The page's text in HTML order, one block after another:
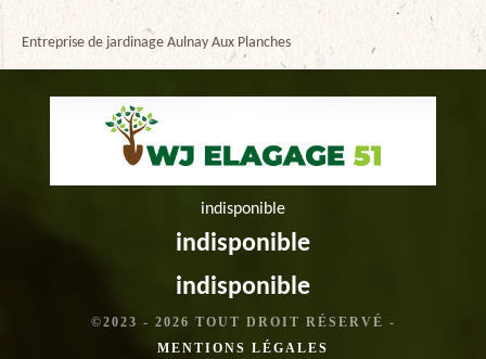
Entreprise de jardinage Aulnay Aux Planches
indisponible
indisponible
indisponible
©2023 - 2026 TOUT DROIT RÉSERVÉ -
MENTIONS LÉGALES